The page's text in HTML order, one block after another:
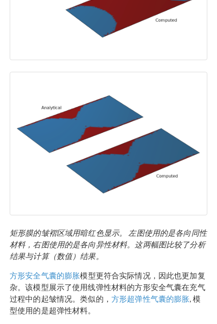
矩形膜的皱褶区域用暗红色显示。 左图使用的是各向同性
材料，右图使用的是各向异性材料。这两幅图比较了分析
结果与计算（数值）结果。
方形安全气囊的膨胀模型更符合实际情况，因此也更加复
杂。该模型展示了使用线弹性材料的方形安全气囊在充气
过程中的起皱情况。类似的， 方形超弹性气囊的膨胀, 模
型使用的是超弹性材料。